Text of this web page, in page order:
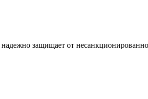
надежно защищает от